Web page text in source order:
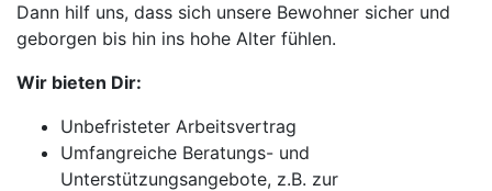
Dann hilf uns, dass sich unsere Bewohner sicher und
geborgen bis hin ins hohe Alter fühlen.
Wir bieten Dir:
Unbefristeter Arbeitsvertrag
Umfangreiche Beratungs- und
Unterstützungsangebote, z.B. zur